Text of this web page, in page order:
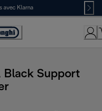
avec Klarna
Black Support